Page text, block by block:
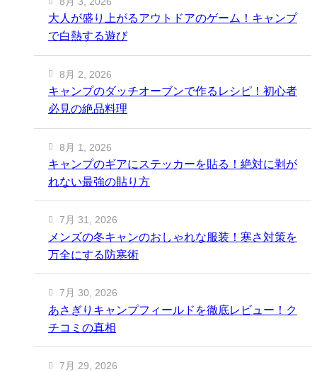
大人が盛り上がるアウトドアのゲーム！キャンプ
で白熱する遊び
キャンプのダッチオーブンで作るレシピ！初心者
必見の絶品料理
8月 2, 2026
キャンプのギアにステッカーを貼る！絶対に剥が
れない最強の貼り方
8月 1, 2026
メンズの冬キャンのおしゃれな服装！寒さ対策を
万全にする防寒術
7月 31, 2026
あさぎりキャンプフィールドを徹底レビュー！ク
チコミの真相
7月 30, 2026
7月 29, 2026